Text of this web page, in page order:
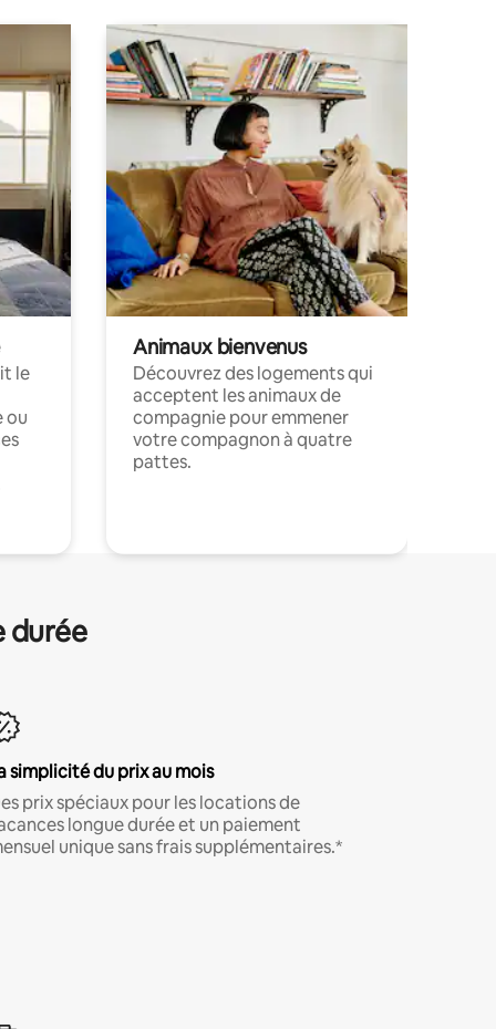
le
ou
Animaux bienvenus
Découvrez des logements qui
acceptent les animaux de
compagnie pour emmener
votre compagnon à quatre
pattes.
durée
simplicité du prix au mois
prix spéciaux pour les locations de
longue durée et un paiement
unique sans frais supplémentaires.*